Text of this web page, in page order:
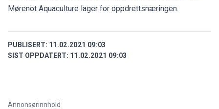
Mørenot Aquaculture lager for oppdrettsnæringen.
PUBLISERT: 11.02.2021 09:03
SIST OPPDATERT: 11.02.2021 09:03
Annonsørinnhold